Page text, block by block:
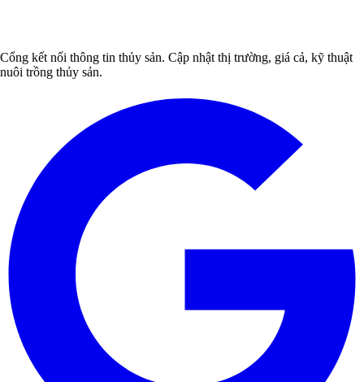
Cổng kết nối thông tin thủy sản. Cập nhật thị trường, giá cả, kỹ thuật
nuôi trồng thủy sản.